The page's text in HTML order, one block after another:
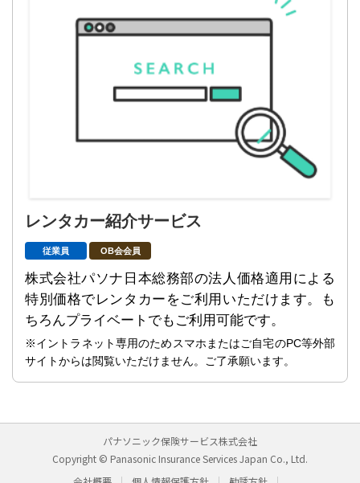
レンタカー紹介サービス
従業員 OB会会員
株式会社パソナ日本総務部の法人価格適用による
特別価格でレンタカーをご利用いただけます。も
ちろんプライベートでもご利用可能です。
※イントラネット専用のためスマホまたはご自宅のPC等外部
サイトからは閲覧いただけません。ご了承願います。
パナソニック保険サービス株式会社
Copyright © Panasonic Insurance Services Japan Co., Ltd.